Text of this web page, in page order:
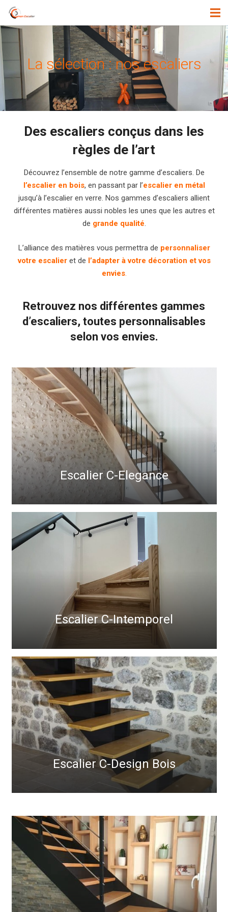
La sélection : nos escaliers
Des escaliers conçus dans les
règles de l’art
Découvrez l’ensemble de notre gamme d’escaliers. De
l’escalier en bois, en passant par l’escalier en métal
jusqu’à l’escalier en verre. Nos gammes d’escaliers allient
différentes matières aussi nobles les unes que les autres et
de grande qualité.
L’alliance des matières vous permettra de personnaliser
votre escalieret de l’adapter à votre décoration et vos
envies.
Retrouvez nos différentes gammes
d’escaliers, toutes personnalisables
selon vos envies.
Escalier C-Elegance
Escalier C-Intemporel
Escalier C-Design Bois